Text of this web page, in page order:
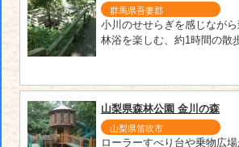
群馬県吾妻郡
小川のせせらぎを感じながら
林浴を楽しむ、約1時間の散
山梨県森林公園 金川の森
山梨県笛吹市
ローラーすべり台や乗物広